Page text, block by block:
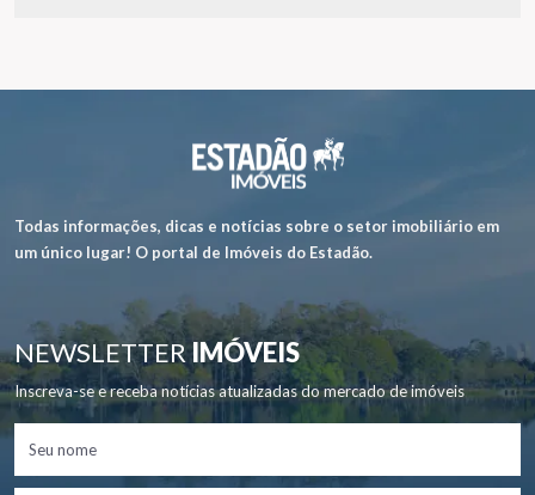
Todas informações, dicas e notícias sobre o setor imobiliário em
um único lugar! O portal de Imóveis do Estadão.
NEWSLETTERIMÓVEIS
Inscreva-se e receba notícias atualizadas do mercado de imóveis